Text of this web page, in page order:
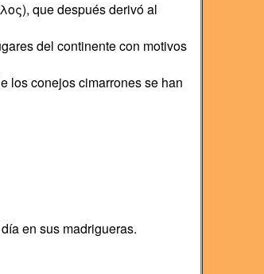
que después derivó al
del continente con motivos
los conejos cimarrones se han
en sus madrigueras.